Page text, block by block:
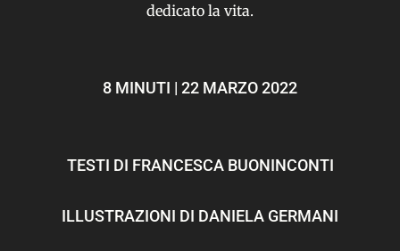
dedicato la vita.
8 MINUTI | 22 MARZO 2022
TESTI DI FRANCESCA BUONINCONTI
ILLUSTRAZIONI DI DANIELA GERMANI